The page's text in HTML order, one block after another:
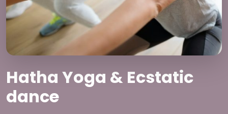
Hatha Yoga & Ecstatic
dance